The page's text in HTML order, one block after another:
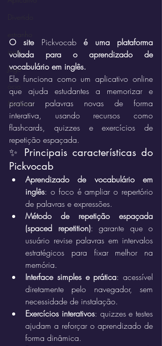
inútil
Jogo
Marketin'
O site Pickvocab é uma plataforma
voltada para o aprendizado de
vocabulário em inglês.
Ele funciona como um aplicativo online
que ajuda estudantes a memorizar e
praticar palavras novas de forma
interativa, usando recursos como
flashcards, quizzes e exercícios de
repetição espaçada.
✨ Principais características do
Pickvocab
Aprendizado de vocabulário em
inglês: o foco é ampliar o repertório
de palavras e expressões.
Método de repetição espaçada
(spaced repetition): garante que o
usuário revise palavras em intervalos
estratégicos para fixar melhor na
memória.
Interface simples e prática: acessível
diretamente pelo navegador, sem
necessidade de instalação.
Exercícios interativos: quizzes e testes
ajudam a reforçar o aprendizado de
forma dinâmica.